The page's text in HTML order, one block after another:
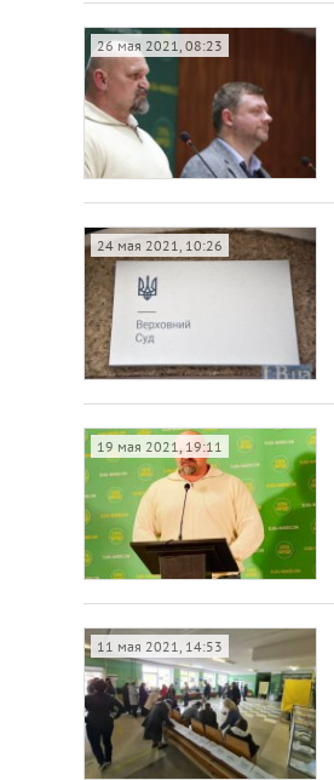
26 мая 2021, 08:23
24 мая 2021, 10:26
19 мая 2021, 19:11
11 мая 2021, 14:53